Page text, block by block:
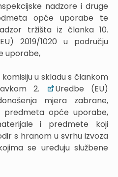
nadzore i druge
opće uporabe te
tržišta iz članka 10.
2019/1020 u području
uporabe,
u skladu s člankom
2.
Uredbe (EU)
mjera zabrane,
predmeta opće uporabe,
i predmete koji
s hranom u svrhu izvoza
se uređuju službene